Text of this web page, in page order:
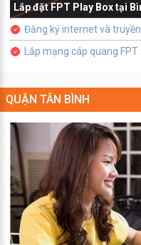
Lắp đặt FPT Play Box tại
Đăng ký internet và truyền
Lắp mạng cáp quang
QUẬN TÂN BÌNH